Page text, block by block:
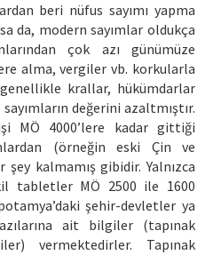
beri nüfus sayımı yapma
da, modern sayımlar oldukça
çok azı günümüze
alma, vergiler vb. korkularla
krallar, hükümdarlar
değerini azaltmıştır.
MÖ 4000’lere kadar gittiği
(örneğin eski Çin ve
şey kalmamış gibidir. Yalnızca
tabletler MÖ 2500 ile 1600
şehir-devletler ya
ait bilgiler (tapınak
vermektedirler. Tapınak